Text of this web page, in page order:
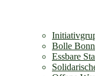
Bolle
Essbare